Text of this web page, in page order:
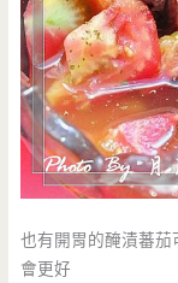
也有開胃的醃漬蕃
會更好